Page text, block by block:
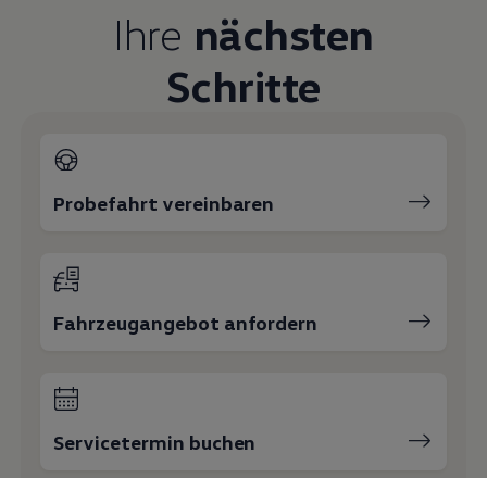
Lifestyle
Transport
Familie
Elektromobilität
Volkswagen R
Ihre nächsten
Schritte
Probefahrt vereinbaren
Fahrzeugangebot anfordern
Servicetermin buchen